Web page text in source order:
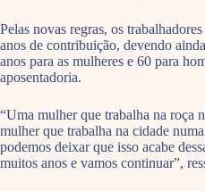
Pelas novas regras, os
anos de contribuição, devendo
anos para as mulheres e 60 para
aposentadoria.
“Uma mulher que trabalha na roça
mulher que trabalha na cidade
podemos deixar que isso acabe
muitos anos e vamos continuar”,